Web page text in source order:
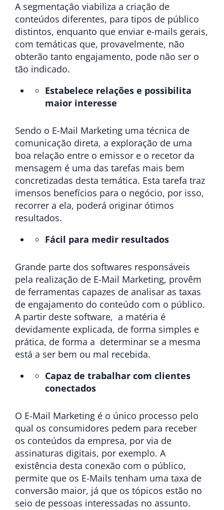
A segmentação viabiliza a criação de
conteúdos diferentes, para tipos de público
distintos, enquanto que enviar e-mails gerais,
com temáticas que, provavelmente, não
obterão tanto engajamento, pode não ser o
tão indicado.
Estabelece relações e possibilita
maior interesse
Sendo o E-Mail Marketing uma técnica de
comunicação direta, a exploração de uma
boa relação entre o emissor e o recetor da
mensagem é uma das tarefas mais bem
concretizadas desta temática. Esta tarefa traz
imensos benefícios para o negócio, por isso,
recorrer a ela, poderá originar ótimos
resultados.
Fácil para medir resultados
Grande parte dos softwares responsáveis
pela realização de E-Mail Marketing, provêm
de ferramentas capazes de analisar as taxas
de engajamento do conteúdo com o público.
A partir deste software, a matéria é
devidamente explicada, de forma simples e
prática, de forma a determinar se a mesma
está a ser bem ou mal recebida.
Capaz de trabalhar com clientes
conectados
O E-Mail Marketing é o único processo pelo
qual os consumidores pedem para receber
os conteúdos da empresa, por via de
assinaturas digitais, por exemplo. A
existência desta conexão com o público,
permite que os E-Mails tenham uma taxa de
conversão maior, já que os tópicos estão no
seio de pessoas interessadas no assunto.